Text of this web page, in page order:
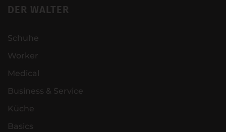
DER WALTER
Schuhe
Worker
Medical
Business & Service
Küche
Basics